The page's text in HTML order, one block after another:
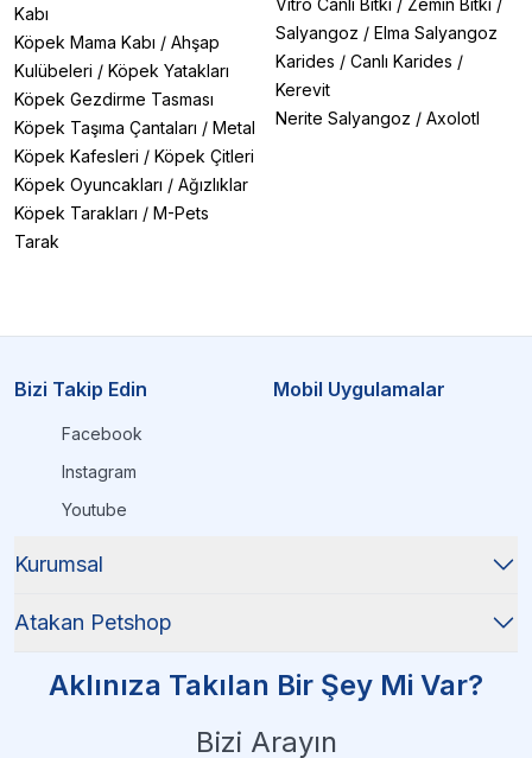
Kabı
Köpek Mama Kabı / Ahşap
Kulübeleri / Köpek Yatakları
Köpek Gezdirme Tasması
Köpek Taşıma Çantaları / Metal
Köpek Kafesleri / Köpek Çitleri
Köpek Oyuncakları / Ağızlıklar
Köpek Tarakları / M-Pets
Tarak
Vitro Canlı Bitki / Zemin Bitki /
Salyangoz / Elma Salyangoz
Karides / Canlı Karides /
Kerevit
Nerite Salyangoz / Axolotl
Bizi Takip Edin
Facebook
Instagram
Youtube
Mobil Uygulamalar
Kurumsal
Atakan Petshop
Aklınıza Takılan Bir Şey Mi Var?
Bizi Arayın